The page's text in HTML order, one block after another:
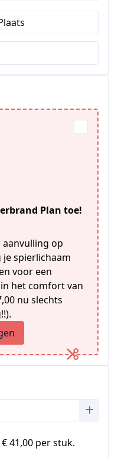
Plan toe!
aanvulling op
spierlichaam
voor een
het comfort van
nu slechts
41,00 per stuk.